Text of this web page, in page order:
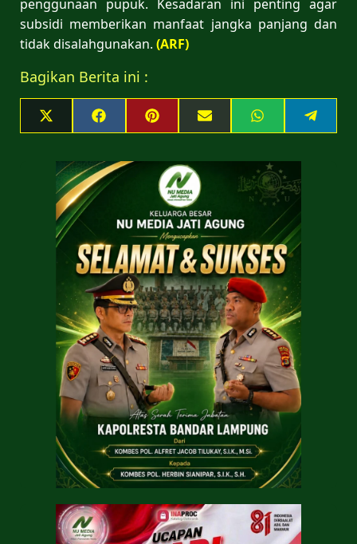
penggunaan pupuk. Kesadaran ini penting agar
subsidi memberikan manfaat jangka panjang dan
tidak disalahgunakan. (ARF)
Bagikan Berita ini :